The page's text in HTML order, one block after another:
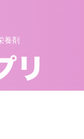
養剤